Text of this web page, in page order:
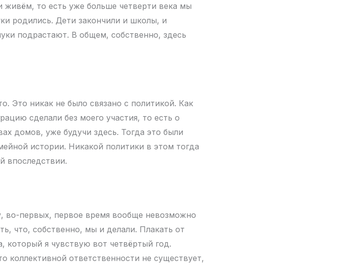
живём, то есть уже больше четверти века мы
родились. Дети закончили и школы, и
подрастают. В общем, собственно, здесь
Это никак не было связано с политикой. Как
сделали без моего участия, то есть о
домов, уже будучи здесь. Тогда это были
истории. Никакой политики в этом тогда
впоследствии.
первых, первое время вообще невозможно
что, собственно, мы и делали. Плакать от
который я чувствую вот четвёртый год.
коллективной ответственности не существует,